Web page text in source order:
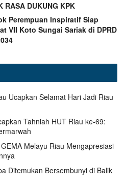
RASA DUKUNG KPK
Perempuan Inspiratif Siap
VII Koto Sungai Sariak di DPRD
Ucapkan Selamat Hari Jadi Riau
Tahniah HUT Riau ke-69:
Melayu Riau Mengapresiasi
Ditemukan Bersembunyi di Balik